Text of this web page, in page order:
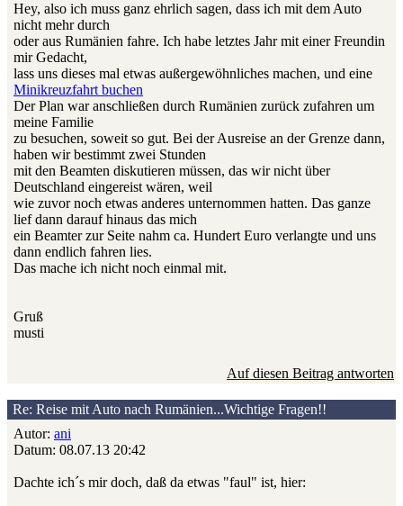
Hey, also ich muss ganz ehrlich sagen, dass ich mit dem Auto
nicht mehr durch
oder aus Rumänien fahre. Ich habe letztes Jahr mit einer Freundin
mir Gedacht,
lass uns dieses mal etwas außergewöhnliches machen, und eine
Minikreuzfahrt buchen
Der Plan war anschließen durch Rumänien zurück zufahren um
meine Familie
zu besuchen, soweit so gut. Bei der Ausreise an der Grenze dann,
haben wir bestimmt zwei Stunden
mit den Beamten diskutieren müssen, das wir nicht über
Deutschland eingereist wären, weil
wie zuvor noch etwas anderes unternommen hatten. Das ganze
lief dann darauf hinaus das mich
ein Beamter zur Seite nahm ca. Hundert Euro verlangte und uns
dann endlich fahren lies.
Das mache ich nicht noch einmal mit.
Gruß
musti
Auf diesen Beitrag antworten
Re: Reise mit Auto nach Rumänien...Wichtige Fragen!!
Autor: ani
Datum: 08.07.13 20:42
Dachte ich´s mir doch, daß da etwas "faul" ist, hier: